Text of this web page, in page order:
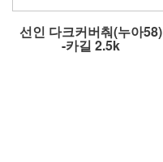
선인 다크커버춰(누아58)
-카길 2.5k